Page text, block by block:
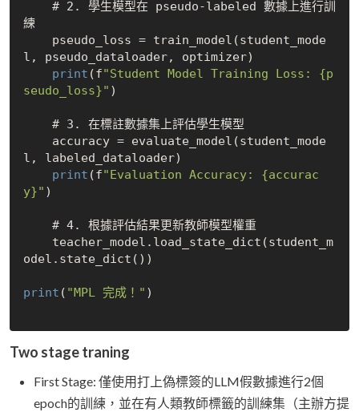
練
l, pseudo_dataloader, optimizer)
print (f"Student Model Training Loss: {p
seudo_loss}" )
l, labeled_dataloader)
print (f"Evaluation Accuracy: {accurac
y}" )
odel.state_dict())
print ( "MPL 完成！" )
Two stage traning
First Stage: 僅使用打上偽標簽的LLM假數據進行2個
epoch的訓練，並在有人類教師標籤的訓練集（主辦方提